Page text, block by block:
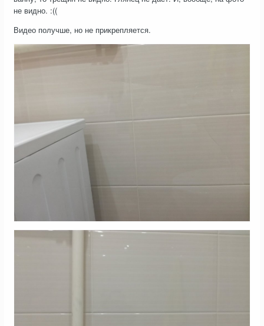
не видно. :((
Видео получше, но не прикрепляется.